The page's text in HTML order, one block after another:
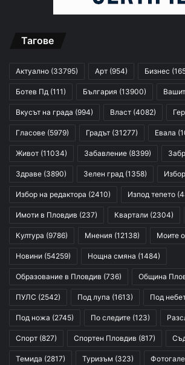
Тагове
Актуално (33795) Арт (954) Бизнес
Ботев Пд (111) България (13900)
Вкусът на града (994) Власт (4082)
Гласове (5979) Градът (31277) Евала
Живот (11034) Забавление (8399)
Здраве (3890) Зелен град (1358)
Избор на редактора (2410) Изпод тепето
Имоти в Пловдив (237) Квартали (2304)
Култура (9786) Мнения (12138) Моите
Новини (54259) Нощна смяна (1484)
Образование в Пловдив (736) Община
ПУЛС (2542) Под лупа (1613) Под
Под ножа (2745) По следите (123)
Спорт (827) Спортен Пловдив (817)
Темида (2817) Туризъм (323)